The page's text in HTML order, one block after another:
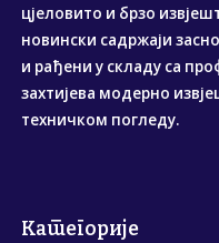
цјеловито и брзо
новински садржаји
и рађени у складу са
захтијева модерно
техничком погледу.
Категорије